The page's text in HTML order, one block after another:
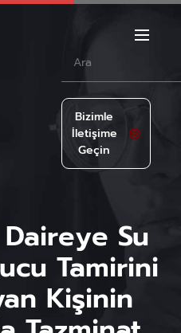
Bizimle
İletişime
Geçin
Su
Tamirini
Kişinin